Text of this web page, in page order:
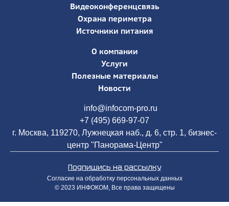
Видеоконференцсвязь
Охрана периметра
Источники питания
О компании
Услуги
Полезные материалы
Новости
info@infocom-pro.ru
+7 (495) 669-97-07
г. Москва, 119270, Лужнецкая наб., д. 6, стр. 1, бизнес-
центр "Панорама-Центр"
Подпишись на рассылку
Согласие на обработку персональных данных
© 2023 ИНФОКОМ, Все права защищены